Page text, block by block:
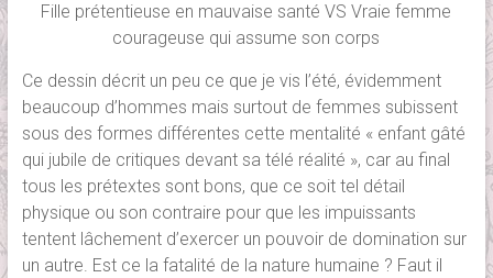
Fille prétentieuse en mauvaise santé VS Vraie femme
courageuse qui assume son corps
Ce dessin décrit un peu ce que je vis l’été, évidemment
beaucoup d’hommes mais surtout de femmes subissent
sous des formes différentes cette mentalité « enfant gâté
qui jubile de critiques devant sa télé réalité », car au final
tous les prétextes sont bons, que ce soit tel détail
physique ou son contraire pour que les impuissants
tentent lâchement d’exercer un pouvoir de domination sur
un autre. Est ce la fatalité de la nature humaine ? Faut il